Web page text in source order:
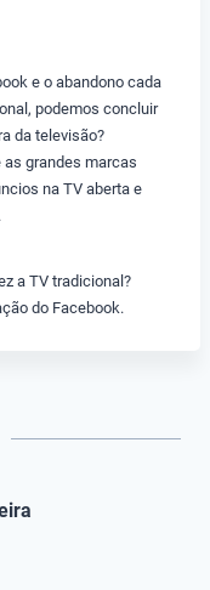
e o abandono cada
podemos concluir
da televisão?
as grandes marcas
na TV aberta e
a TV tradicional?
do Facebook.